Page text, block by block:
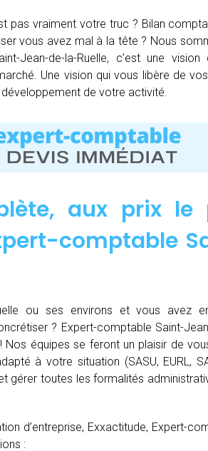
pas vraiment votre truc ? Bilan
vous avez mal à la tête ? Nous
Jean-de-la-Ruelle, c’est une
Une vision qui vous libère de
de votre activité.
aux prix
comptable
ou ses environs et vous avez
? Expert-comptable Saint-
équipes se feront un plaisir de
à votre situation (SASU, EURL,
gérer toutes les formalités
d’entreprise, Exxactitude, Expert-
: